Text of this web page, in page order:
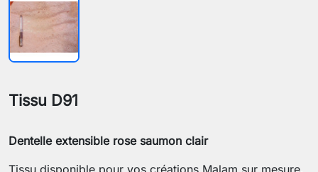
Tissu D91
Dentelle extensible rose saumon clair
Tissu disponible pour vos créations Malam sur mesure.